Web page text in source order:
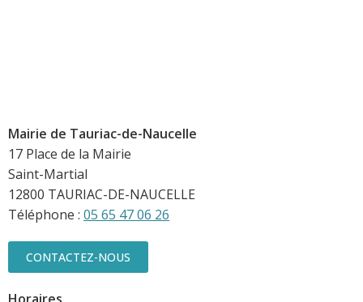
Mairie de Tauriac-de-Naucelle
17 Place de la Mairie
Saint-Martial
12800 TAURIAC-DE-NAUCELLE
Téléphone : 05 65 47 06 26
CONTACTEZ-NOUS